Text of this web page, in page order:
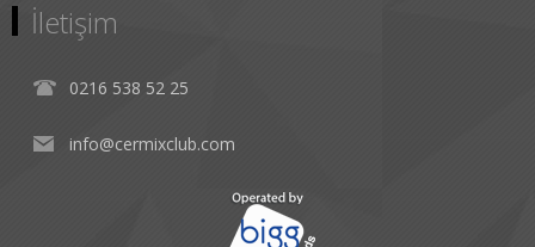
İletişim
0216 538 52 25
info@cermixclub.com